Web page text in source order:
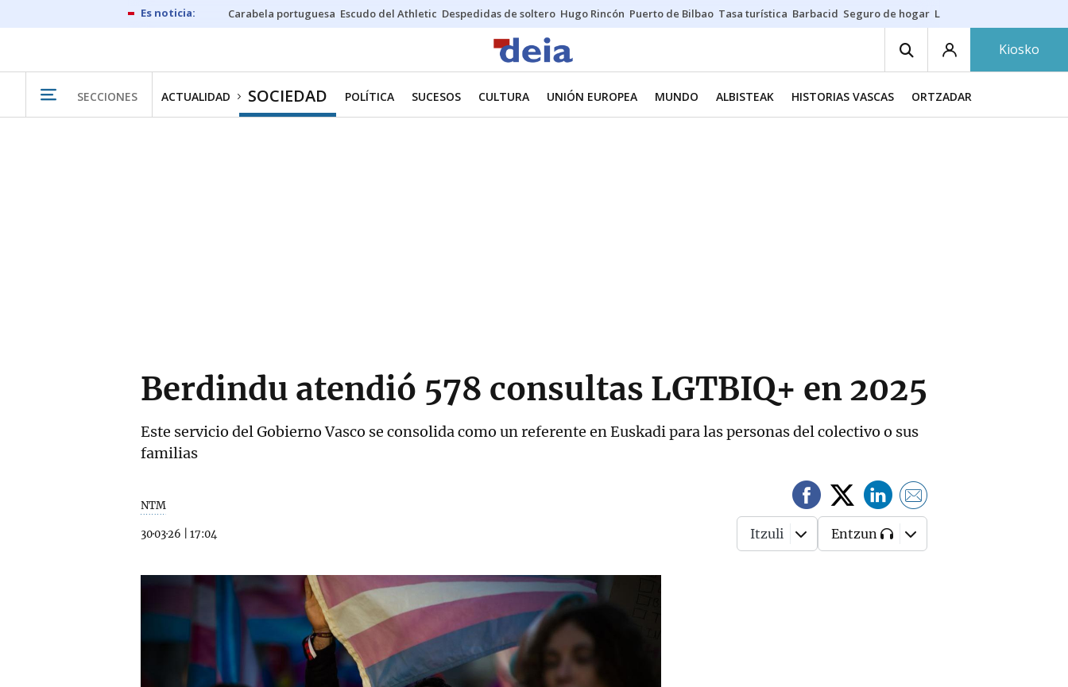
Carabela portuguesa Escudo del Athletic Despedidas de soltero Hugo Rincón Puerto de Bilbao Tasa turística Barbacid Seguro de hogar Lío Athletic-Osasuna
Kiosko
SECCIONES ACTUALIDAD SOCIEDAD POLÍTICA SUCESOS CULTURA UNIÓN EUROPEA MUNDO ALBISTEAK HISTORIAS VASCAS ORTZADAR
Berdindu atendió 578 consultas LGTBIQ+ en 2025
Este servicio del Gobierno Vasco se consolida como un referente en Euskadi para las personas del colectivo o sus
familias
NTM
30·03·26 17:04 Itzuli Entzun